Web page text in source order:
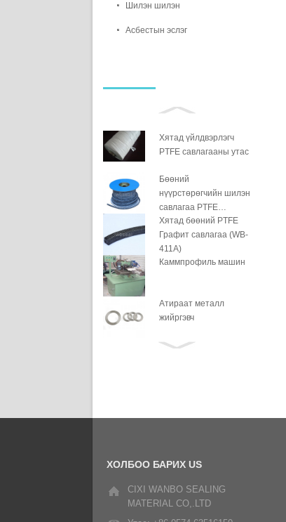
Шилэн шилэн
Асбестын эслэг
Хятад үйлдвэрлэгч
PTFE савлагааны утас
Бөөний
нүүрстөрөгчийн шилэн
савлагаа PTFE
шингээсэн
Хятад бөөний PTFE
Графит савлагаа (WB-
411A)
Каммпрофиль машин
Атираат металл
жийргэвч
Дискний хавар угаагч
Зөөлөн алтан
гялтгануур хуудас
ХОЛБОО БАРИХ US
CIXI WANBO SEALING
MATERIAL CO,.LTD